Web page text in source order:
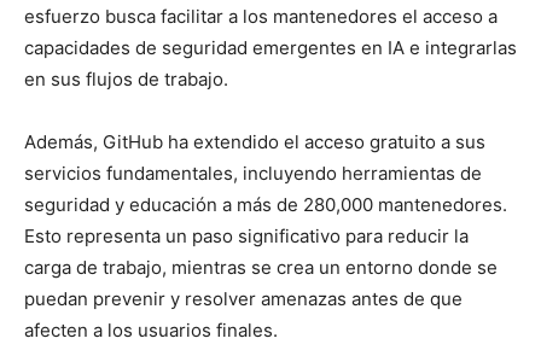
esfuerzo busca facilitar a los mantenedores el acceso a
capacidades de seguridad emergentes en IA e integrarlas
en sus flujos de trabajo.
Además, GitHub ha extendido el acceso gratuito a sus
servicios fundamentales, incluyendo herramientas de
seguridad y educación a más de 280,000 mantenedores.
Esto representa un paso significativo para reducir la
carga de trabajo, mientras se crea un entorno donde se
puedan prevenir y resolver amenazas antes de que
afecten a los usuarios finales.